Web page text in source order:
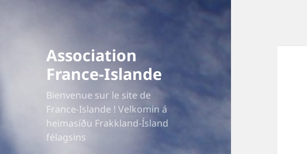
Association
France-Islande
Bienvenue sur le site de
France-Islande ! Velkomin á
heimasíðu Frakkland-Ísland
félagsins